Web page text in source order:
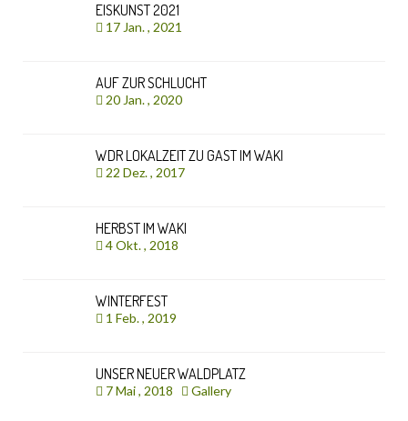
EISKUNST 2021
17 Jan. , 2021
AUF ZUR SCHLUCHT
20 Jan. , 2020
WDR LOKALZEIT ZU GAST IM WAKI
22 Dez. , 2017
HERBST IM WAKI
4 Okt. , 2018
WINTERFEST
1 Feb. , 2019
UNSER NEUER WALDPLATZ
7 Mai , 2018 Gallery